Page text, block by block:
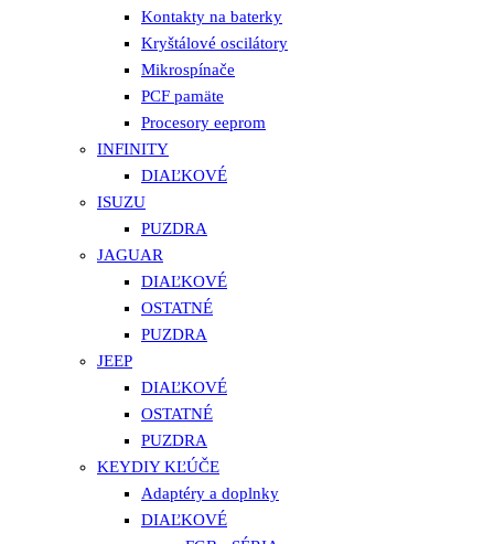
Kontakty na baterky
Kryštálové oscilátory
Mikrospínače
PCF pamäte
Procesory eeprom
INFINITY
DIAĽKOVÉ
ISUZU
PUZDRA
JAGUAR
DIAĽKOVÉ
OSTATNÉ
PUZDRA
JEEP
DIAĽKOVÉ
OSTATNÉ
PUZDRA
KEYDIY KĽÚČE
Adaptéry a doplnky
DIAĽKOVÉ